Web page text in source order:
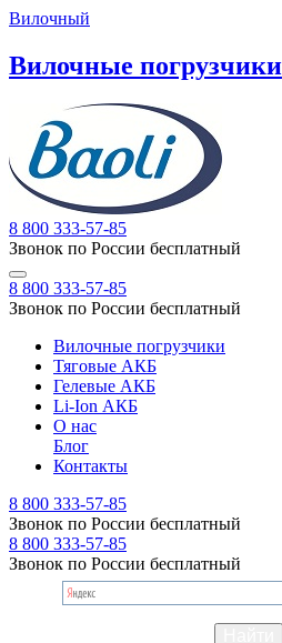
Вилочный
Вилочные погрузчики
8 800 333-57-85
Звонок по России бесплатный
8 800 333-57-85
Звонок по России бесплатный
Вилочные погрузчики
Тяговые АКБ
Гелевые АКБ
Li-Ion АКБ
О нас
Блог
Контакты
8 800 333-57-85
Звонок по России бесплатный
8 800 333-57-85
Звонок по России бесплатный